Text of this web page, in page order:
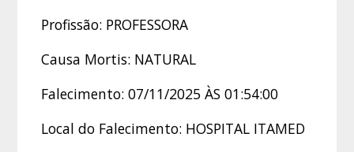
Profissão: PROFESSORA
Causa Mortis: NATURAL
Falecimento: 07/11/2025 ÀS 01:54:00
Local do Falecimento: HOSPITAL ITAMED